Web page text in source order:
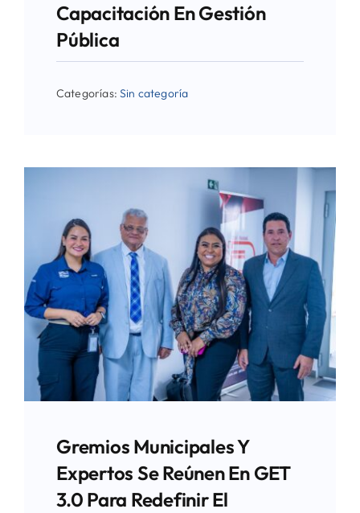
Capacitación En Gestión
Pública
Categorías:Sin categoría
Gremios Municipales Y
Expertos Se Reúnen En GET
3.0 Para Redefinir El